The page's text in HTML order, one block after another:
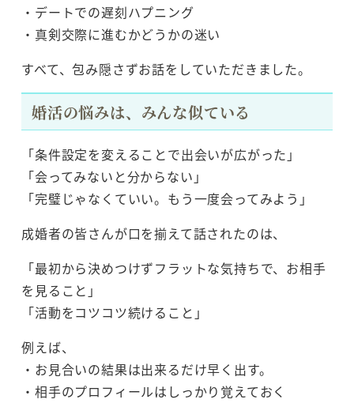
・デートでの遅刻ハプニング
・真剣交際に進むかどうかの迷い
すべて、包み隠さずお話をしていただきました。
婚活の悩みは、みんな似ている
「条件設定を変えることで出会いが広がった」
「会ってみないと分からない」
「完璧じゃなくていい。もう一度会ってみよう」
成婚者の皆さんが口を揃えて話されたのは、
「最初から決めつけずフラットな気持ちで、お相手
を見ること」
「活動をコツコツ続けること」
例えば、
・お見合いの結果は出来るだけ早く出す。
・相手のプロフィールはしっかり覚えておく